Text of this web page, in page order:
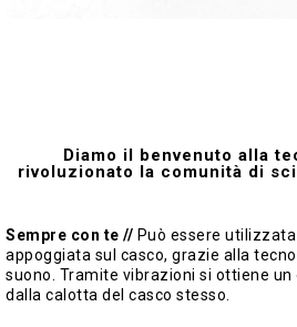
Diamo il benvenuto alla
rivoluzionato la comunità di
Sempre con te // Può essere
appoggiata sul casco, grazie alla
suono. Tramite vibrazioni si ottiene
dalla calotta del casco stesso.